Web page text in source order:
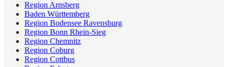
Region Arnsberg
Baden Württemberg
Region Bodensee Ravensburg
Region Bonn Rhein-Sieg
Region Chemnitz
Region Coburg
Region Cottbus